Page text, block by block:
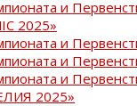
и
2025»
и
и
и
2025»